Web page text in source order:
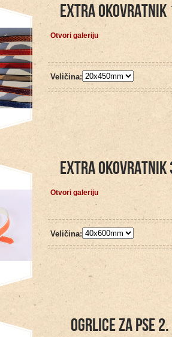
EXTRA
Otvori galeriju
Veličina:
EXTRA
Otvori galeriju
Veličina:
OGRLICE ZA PSE 2.